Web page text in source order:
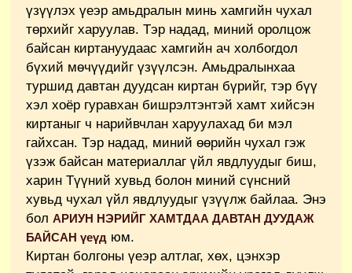
үзүүлэх үеэр амьдралын минь хамгийн чухал
төрхийг харуулав. Тэр надад, миний оролцож
байсан киртануудаас хамгийн ач холбогдол
бүхий мөчүүдийг үзүүлсэн. Амьдралынхаа
туршид давтан дуудсан киртан бүрийг, тэр бүү
хэл хоёр гуравхан бишрэлтэнтэй хамт хийсэн
киртаныг ч нарийвчлан харуулахад би мэл
гайхсан. Тэр надад, миний өөрийн чухал гэж
үзэж байсан материаллаг үйл явдлуудыг биш,
харин Түүний хувьд болон миний сүнсний
хувьд чухал үйл явдлуудыг үзүүлж байлаа. Энэ
бол АРИУН НЭРИЙГ ХАМТДАА ДАВТАН ДУУДАЖ
БАЙСАН үеүд юм.
Киртан болгоны үеэр алтлаг, хөх, цэнхэр